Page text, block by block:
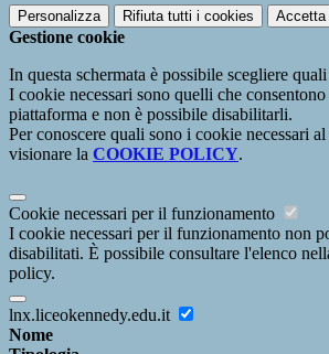
Personalizza Rifiuta tutti i cookies Accetta
Gestione cookie
In questa schermata è possibile scegliere
I cookie necessari sono quelli che
piattaforma e non è possibile disabilitarli.
Per conoscere quali sono i cookie necessari
visionare la COOKIE POLICY.
Cookie necessari per il funzionamento
I cookie necessari per il funzionamento non
disabilitati. È possibile consultare l'elenco
policy.
lnx.liceokennedy.edu.it
Nome